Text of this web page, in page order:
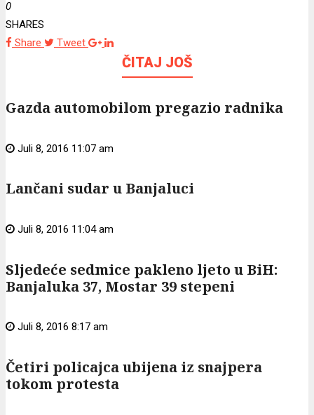
0
SHARES
Share
Tweet
ČITAJ JOŠ
Gazda automobilom pregazio radnika
Juli 8, 2016 11:07 am
Lančani sudar u Banjaluci
Juli 8, 2016 11:04 am
Sljedeće sedmice pakleno ljeto u BiH:
Banjaluka 37, Mostar 39 stepeni
Juli 8, 2016 8:17 am
Četiri policajca ubijena iz snajpera
tokom protesta